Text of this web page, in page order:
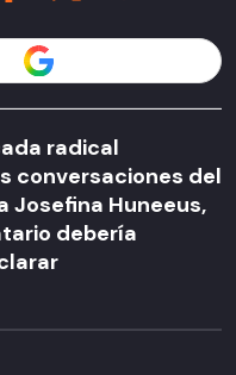
radical
conversaciones del
Josefina Huneeus,
debería